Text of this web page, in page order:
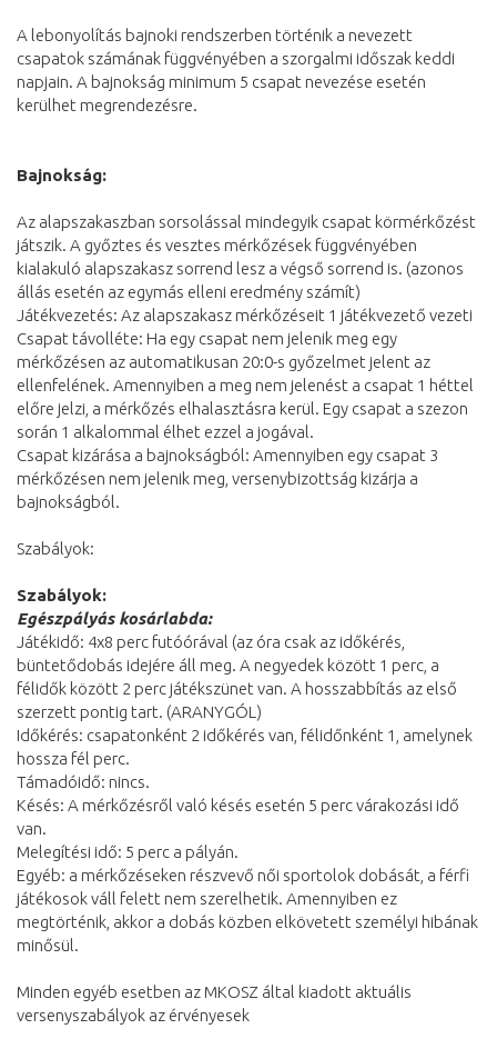
A lebonyolítás bajnoki rendszerben történik a nevezett
csapatok számának függvényében a szorgalmi időszak keddi
napjain. A bajnokság minimum 5 csapat nevezése esetén
kerülhet megrendezésre.
Bajnokság:
Az alapszakaszban sorsolással mindegyik csapat körmérkőzést
játszik. A győztes és vesztes mérkőzések függvényében
kialakuló alapszakasz sorrend lesz a végső sorrend is. (azonos
állás esetén az egymás elleni eredmény számít)
Játékvezetés: Az alapszakasz mérkőzéseit 1 játékvezető vezeti
Csapat távolléte: Ha egy csapat nem jelenik meg egy
mérkőzésen az automatikusan 20:0-s győzelmet jelent az
ellenfelének. Amennyiben a meg nem jelenést a csapat 1 héttel
előre jelzi, a mérkőzés elhalasztásra kerül. Egy csapat a szezon
során 1 alkalommal élhet ezzel a jogával.
Csapat kizárása a bajnokságból: Amennyiben egy csapat 3
mérkőzésen nem jelenik meg, versenybizottság kizárja a
bajnokságból.
Szabályok:
Szabályok:
Egészpályás kosárlabda:
Játékidő: 4x8 perc futóórával (az óra csak az időkérés,
büntetődobás idejére áll meg. A negyedek között 1 perc, a
félidők között 2 perc játékszünet van. A hosszabbítás az első
szerzett pontig tart. (ARANYGÓL)
Időkérés: csapatonként 2 időkérés van, félidőnként 1, amelynek
hossza fél perc.
Támadóidő: nincs.
Késés: A mérkőzésről való késés esetén 5 perc várakozási idő
van.
Melegítési idő: 5 perc a pályán.
Egyéb: a mérkőzéseken részvevő női sportolok dobását, a férfi
játékosok váll felett nem szerelhetik. Amennyiben ez
megtörténik, akkor a dobás közben elkövetett személyi hibának
minősül.
Minden egyéb esetben az MKOSZ által kiadott aktuális
versenyszabályok az érvényesek